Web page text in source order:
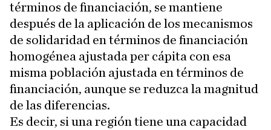
términos de financiación, se mantiene
después de la aplicación de los mecanismos
de solidaridad en términos de financiación
homogénea ajustada per cápita con esa
misma población ajustada en términos de
financiación, aunque se reduzca la magnitud
de las diferencias.
Es decir, si una región tiene una capacidad